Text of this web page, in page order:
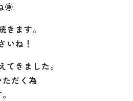
🌞
ます。
いね！
きました。
だく為